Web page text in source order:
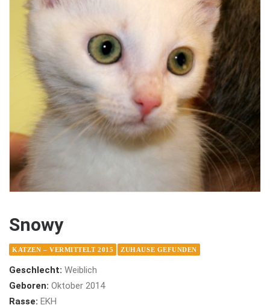
Snowy
KATZEN – VERMITTELT 2015 ZUHAUSE GEFUNDEN
Geschlecht: Weiblich
Geboren: Oktober 2014
Rasse: EKH